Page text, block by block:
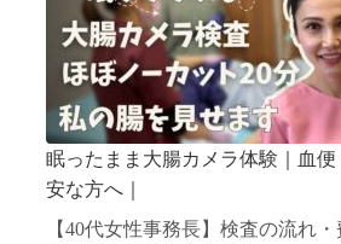
眠ったまま大腸カメラ体験｜血
安な方へ｜
【40代女性事務長】検査の流れ